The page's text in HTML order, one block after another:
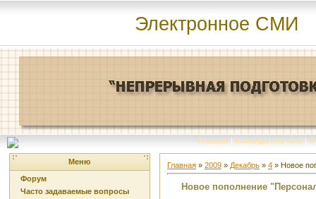
Электронное СМИ
Главная | Команда портала | О
Меню
Форум
Часто задаваемые вопросы
Главная » 2009 » Декабрь » 4 » Новое
Новое пополнение